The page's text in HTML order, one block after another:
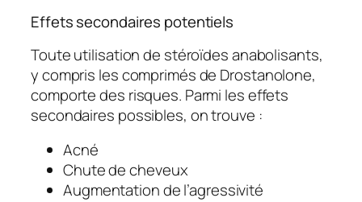
Effets secondaires potentiels
Toute utilisation de stéroïdes anabolisants,
y compris les comprimés de Drostanolone,
comporte des risques. Parmi les effets
secondaires possibles, on trouve :
Acné
Chute de cheveux
Augmentation de l’agressivité